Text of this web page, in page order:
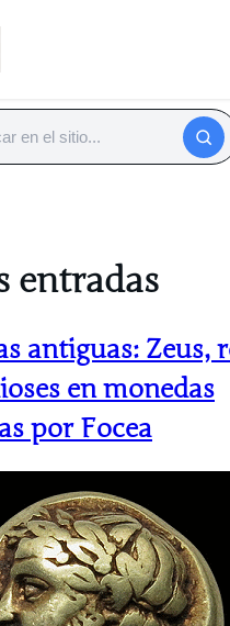
entradas
antiguas: Zeus,
en monedas
por Focea